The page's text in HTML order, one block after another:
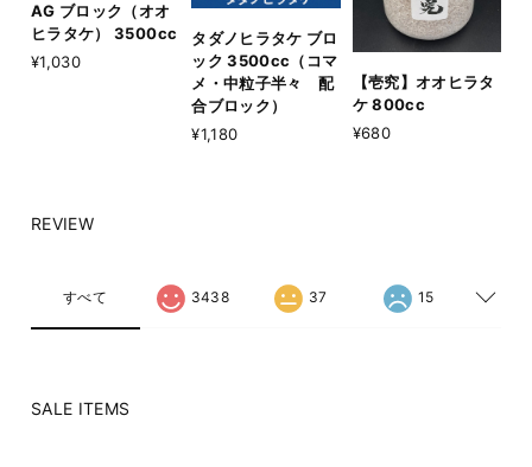
AG ブロック（オオ
ヒラタケ） 3500cc
¥1,030
タダノヒラタケ ブロ
ック 3500cc（コマ
メ・中粒子半々 配
合ブロック）
¥1,180
【壱究】オオヒラタ
ケ 800cc
¥680
REVIEW
すべて 3438 37 15
SALE ITEMS